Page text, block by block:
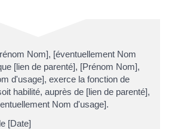
Nom], [éventuellement Nom
[lien de parenté], [Prénom Nom],
d'usage], exerce la fonction de
habilité, auprès de [lien de parenté],
Nom d'usage].
[Date]